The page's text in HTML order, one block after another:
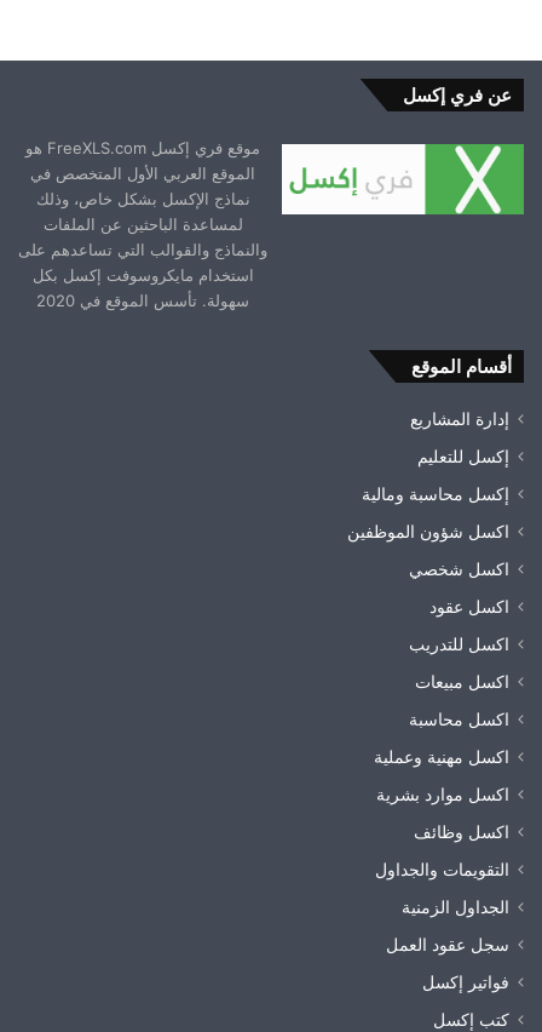
عن فري إكسل
موقع فري إكسل FreeXLS.com هو
الموقع العربي الأول المتخصص في
نماذج الإكسل بشكل خاص، وذلك
لمساعدة الباحثين عن الملفات
والنماذج والقوالب التي تساعدهم على
استخدام مايكروسوفت إكسل بكل
سهولة. تأسس الموقع في 2020
أقسام الموقع
إدارة المشاريع
إكسل للتعليم
إكسل محاسبة ومالية
اكسل شؤون الموظفين
اكسل شخصي
اكسل عقود
اكسل للتدريب
اكسل مبيعات
اكسل محاسبة
اكسل مهنية وعملية
اكسل موارد بشرية
اكسل وظائف
التقويمات والجداول
الجداول الزمنية
سجل عقود العمل
فواتير إكسل
كتب إكسل